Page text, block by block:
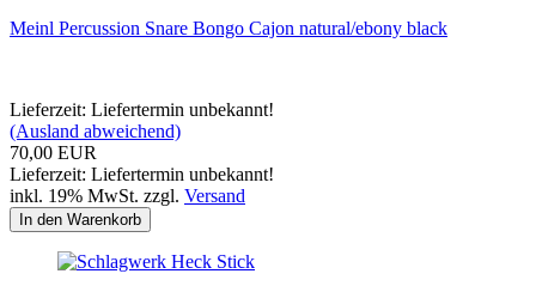
Meinl Percussion Snare Bongo Cajon natural/ebony black
Lieferzeit: Liefertermin unbekannt!
(Ausland abweichend)
70,00 EUR
Lieferzeit: Liefertermin unbekannt!
inkl. 19% MwSt. zzgl. Versand
In den Warenkorb